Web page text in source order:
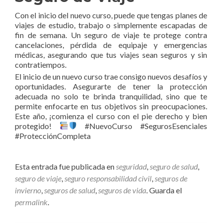
Con el inicio del nuevo curso, puede que tengas planes de
viajes de estudio, trabajo o simplemente escapadas de
fin de semana. Un seguro de viaje te protege contra
cancelaciones, pérdida de equipaje y emergencias
médicas, asegurando que tus viajes sean seguros y sin
contratiempos.
El inicio de un nuevo curso trae consigo nuevos desafíos y
oportunidades. Asegurarte de tener la protección
adecuada no solo te brinda tranquilidad, sino que te
permite enfocarte en tus objetivos sin preocupaciones.
Este año, ¡comienza el curso con el pie derecho y bien
protegido!
#NuevoCurso #SegurosEsenciales
#ProtecciónCompleta
Esta entrada fue publicada en seguridad seguro de salud
seguro de viaje seguro responsabilidad civil seguros de
invierno seguros de salud seguros de vida . Guarda el
permalink